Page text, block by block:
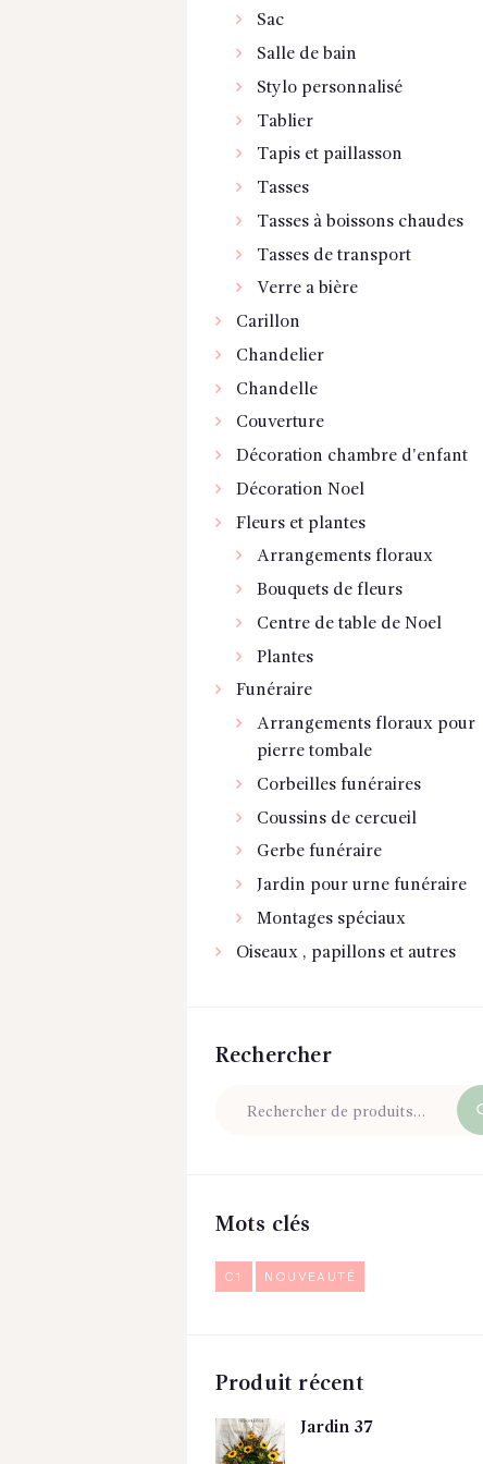
Sac
Salle de bain
Stylo personnalisé
Tablier
Tapis et paillasson
Tasses
Tasses à boissons chaudes
Tasses de transport
Verre a bière
Carillon
Chandelier
Chandelle
Couverture
Décoration chambre d'enfant
Décoration Noel
Fleurs et plantes
Arrangements floraux
Bouquets de fleurs
Centre de table de Noel
Plantes
Funéraire
Arrangements floraux pour
pierre tombale
Corbeilles funéraires
Coussins de cercueil
Gerbe funéraire
Jardin pour urne funéraire
Montages spéciaux
Oiseaux , papillons et autres
Rechercher
Mots clés
C1 NOUVEAUTÉ
Produit récent
Jardin 37